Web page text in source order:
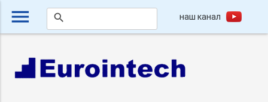
menu search наш канал